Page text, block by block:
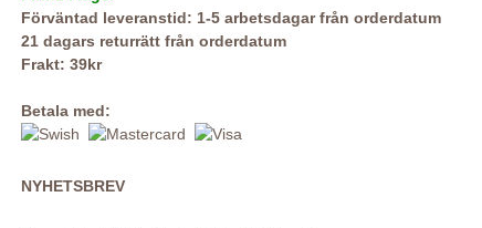
Förväntad leveranstid: 1-5 arbetsdagar från orderdatum
21 dagars returrätt från orderdatum
Frakt: 39kr
Betala med:
NYHETSBREV